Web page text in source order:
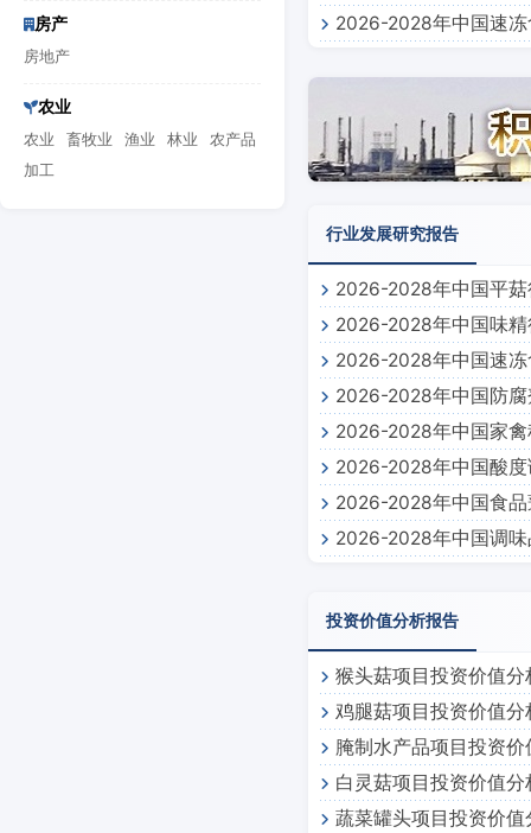
房产
房地产
农业
农业 畜牧业 渔业 林业
农产品
加工
2026-2028年中国速
行业发展研究报告
2026-2028年中国平
2026-2028年中国味
2026-2028年中国速
2026-2028年中国防
2026-2028年中国家
2026-2028年中国酸
2026-2028年中国食
2026-2028年中国调
投资价值分析报告
猴头菇项目投资价值分
鸡腿菇项目投资价值分
腌制水产品项目投资
白灵菇项目投资价值分
蔬菜罐头项目投资价值